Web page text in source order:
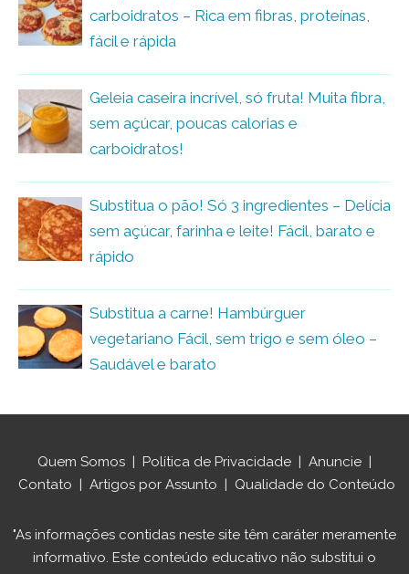
carboidratos – Rica em fibras, proteínas,
fácil e rápida
Geleia caseira incrível, só fruta! Muita fibra,
sem açúcar, poucas calorias e
carboidratos!
Substitua o pão! Só 3 ingredientes – Delícia
sem açúcar, farinha e leite! Fácil, barato e
rápido
Substitua a carne! Hambúrguer
vegetariano Fácil, sem trigo e sem óleo –
Saudável e barato
Quem Somos | Política de Privacidade | Anuncie |
Contato | Artigos por Assunto | Qualidade do Conteúdo
"As informações contidas neste site têm caráter meramente
informativo. Este conteúdo educativo não substitui o